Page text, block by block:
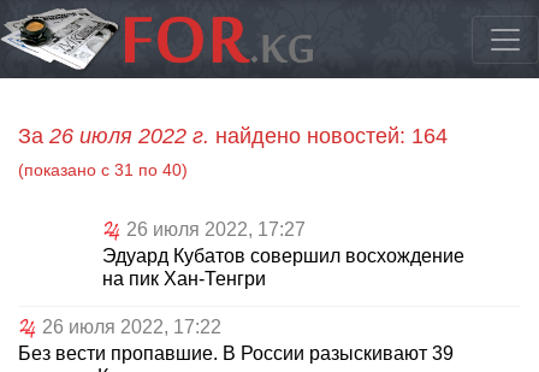
За 26 июля 2022 г. найдено новостей: 164
(показано с 31 по 40)
26 июля 2022, 17:27
Эдуард Кубатов совершил восхождение
на пик Хан-Тенгри
26 июля 2022, 17:22
Без вести пропавшие. В России разыскивают 39